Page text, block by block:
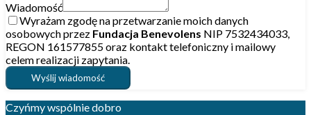
Wiadomość
Wyrażam zgodę na przetwarzanie moich danych
osobowych przez Fundacja Benevolens NIP 7532434033,
REGON 161577855 oraz kontakt telefoniczny i mailowy
celem realizacji zapytania.
Wyślij wiadomość
Czyńmy wspólnie dobro